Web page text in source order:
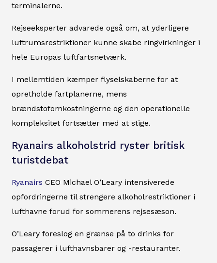
terminalerne.
Rejseeksperter advarede også om, at yderligere
luftrumsrestriktioner kunne skabe ringvirkninger i
hele Europas luftfartsnetværk.
I mellemtiden kæmper flyselskaberne for at
opretholde fartplanerne, mens
brændstofomkostningerne og den operationelle
kompleksitet fortsætter med at stige.
Ryanairs alkoholstrid ryster britisk
turistdebat
Ryanairs CEO Michael O’Leary intensiverede
opfordringerne til strengere alkoholrestriktioner i
lufthavne forud for sommerens rejsesæson.
O’Leary foreslog en grænse på to drinks for
passagerer i lufthavnsbarer og -restauranter.